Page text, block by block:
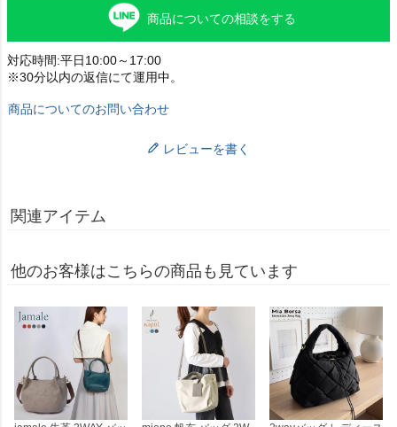
商品についての相談をする
対応時間:平日10:00～17:00
※30分以内の返信にて運用中。
商品についてのお問い合わせ
レビューを書く
関連アイテム
他のお客様はこちらの商品も見ています